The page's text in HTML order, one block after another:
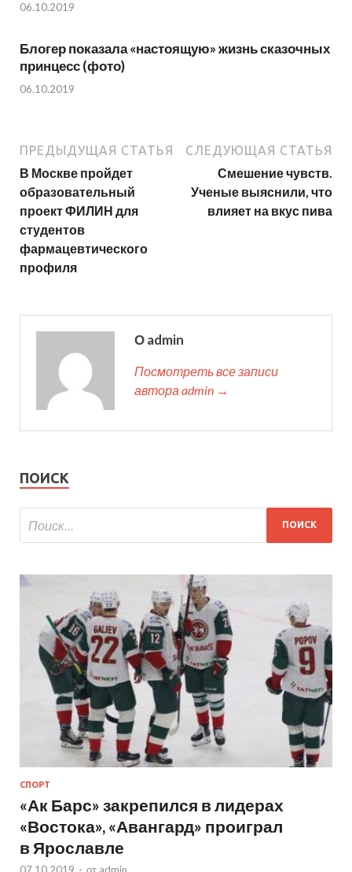
06.10.2019
Блогер показала «настоящую» жизнь сказочных
принцесс (фото)
06.10.2019
ПРЕДЫДУЩАЯ СТАТЬЯ
В Москве пройдет
образовательный
проект ФИЛИН для
студентов
фармацевтического
профиля
СЛЕДУЮЩАЯ СТАТЬЯ
Смешение чувств.
Ученые выяснили, что
влияет на вкус пива
О admin
Посмотреть все записи
автора admin →
ПОИСК
СПОРТ
«Ак Барс» закрепился в лидерах
«Востока», «Авангард» проиграл
в Ярославле